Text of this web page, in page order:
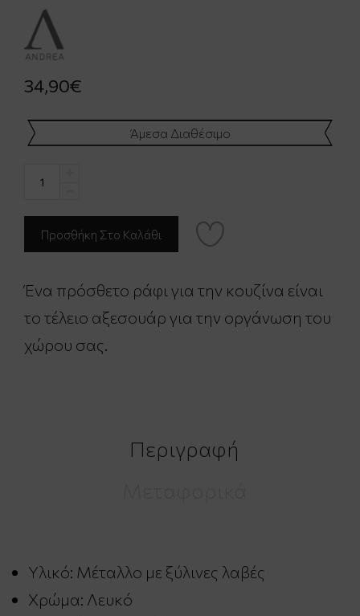
34,90€
Άμεσα Διαθέσιμο
Ένα πρόσθετο ράφι για την κουζίνα είναι
το τέλειο αξεσουάρ για την οργάνωση του
χώρου σας.
Περιγραφή
Υλικό: Μέταλλο με ξύλινες λαβές
Χρώμα: Λευκό